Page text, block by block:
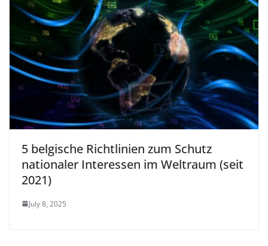
5 belgische Richtlinien zum Schutz
nationaler Interessen im Weltraum (seit
2021)
July 8, 2025